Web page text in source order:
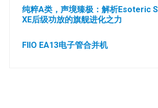
温润宽松，号角传声——Blumenhofer